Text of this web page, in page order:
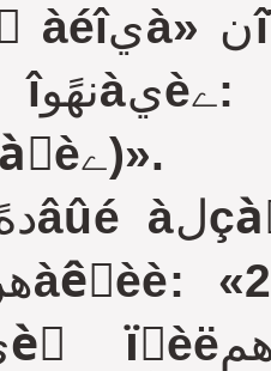
àنىèيèًٌٍàِèے)».